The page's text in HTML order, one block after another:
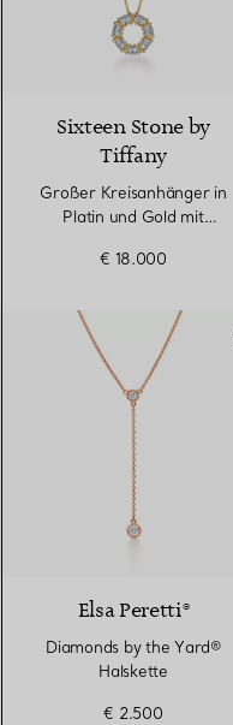
Sixteen Stone by
Tiffany
Großer Kreisanhänger in
Platin und Gold mit
€ 18.000
Elsa Peretti®
Diamonds by the Yard®
Halskette
€ 2.500